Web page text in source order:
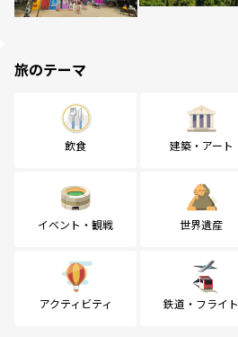
旅のテーマ
飲食 建築・アート
イベント・観戦 世界遺産
アクティビティ 鉄道・フライト